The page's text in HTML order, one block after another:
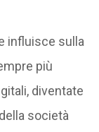
influisce sulla
più
diventate
società